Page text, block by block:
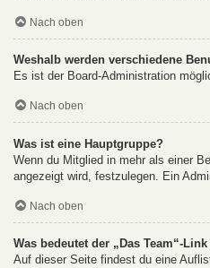
Nach oben
Weshalb werden verschiedene
Es ist der Board-Administration
Nach oben
Was ist eine Hauptgruppe?
Wenn du Mitglied in mehr als einer
angezeigt wird, festzulegen. Ein
Nach oben
Was bedeutet der „Das Team“-
Auf dieser Seite findest du eine